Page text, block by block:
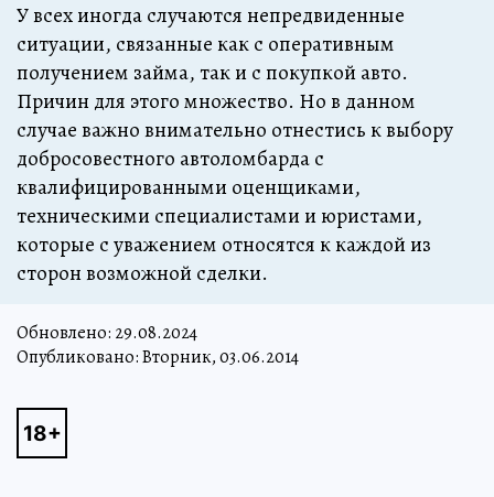
У всех иногда случаются непредвиденные
ситуации, связанные как с оперативным
получением займа, так и с покупкой авто.
Причин для этого множество. Но в данном
случае важно внимательно отнестись к выбору
добросовестного автоломбарда с
квалифицированными оценщиками,
техническими специалистами и юристами,
которые с уважением относятся к каждой из
сторон возможной сделки.
Обновлено: 29.08.2024
Опубликовано: Вторник, 03.06.2014